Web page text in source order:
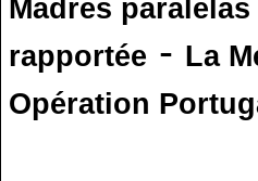
Madres paralelas
rapportée - La
Opération